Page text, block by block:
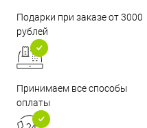
Подарки при заказе от 3000
рублей
Принимаем все способы
оплаты